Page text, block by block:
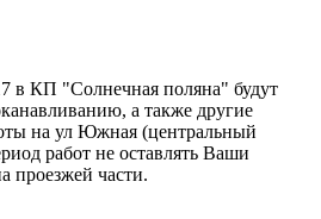
в КП "Солнечная поляна" будут
а также другие
на ул Южная (центральный
работ не оставлять Ваши
проезжей части.